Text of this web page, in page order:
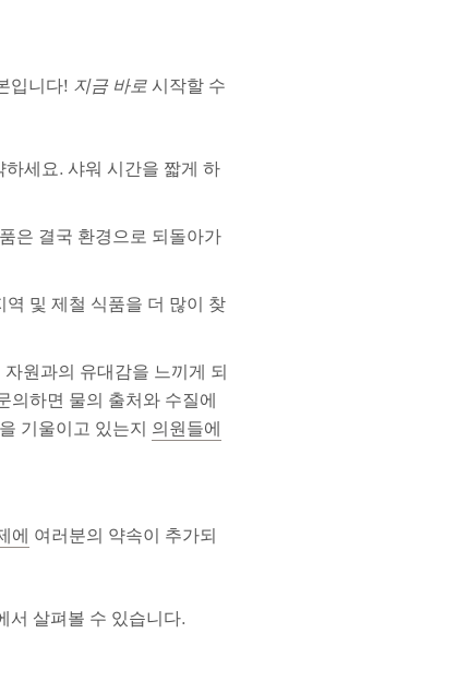
입니다! 지금 바로 시작할 수
세요. 샤워 시간을 짧게 하
은 결국 환경으로 되돌아가
및 제철 식품을 더 많이 찾
원과의 유대감을 느끼게 되
의하면 물의 출처와 수질에
기울이고 있는지 의원들에
에
여러분의 약속이 추가되
서 살펴볼 수 있습니다.